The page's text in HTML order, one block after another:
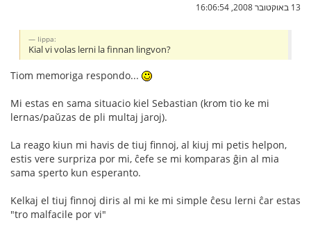
13 באוקטובר 2008, 16:06:54
Iippa:
Kial vi volas lerni la finnan lingvon?
Tiom memoriga respondo...
Mi estas en sama situacio kiel Sebastian (krom tio ke mi
lernas/paŭzas de pli multaj jaroj).
La reago kiun mi havis de tiuj finnoj, al kiuj mi petis helpon,
estis vere surpriza por mi, ĉefe se mi komparas ĝin al mia
sama sperto kun esperanto.
Kelkaj el tiuj finnoj diris al mi ke mi simple ĉesu lerni ĉar estas
"tro malfacile por vi"